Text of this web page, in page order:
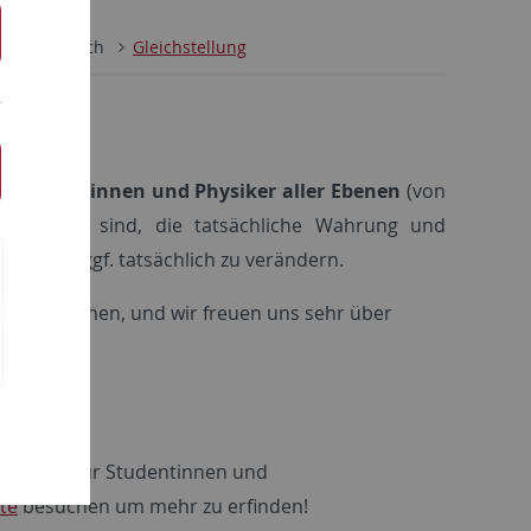
Fachbereich Gleichstellung
Physikerinnen und Physiker aller Ebenen (von
sind, die tatsächliche Wahrung und
und ggf. tatsächlich zu verändern.
besprechen, und wir freuen uns sehr über
für Studentinnen und
besuchen um mehr zu erfinden!